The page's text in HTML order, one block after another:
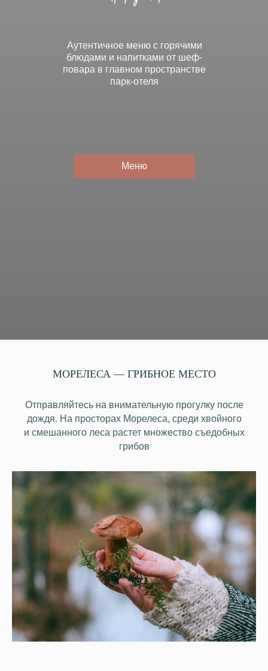
Аутентичное меню с горячими
блюдами и напитками от шеф-
повара в главном пространстве
парк-отеля
Меню
МОРЕЛЕСА — ГРИБНОЕ МЕСТО
Отправляйтесь на внимательную прогулку после
дождя. На просторах Морелеса, среди хвойного
и смешанного леса растет множество съедобных
грибов